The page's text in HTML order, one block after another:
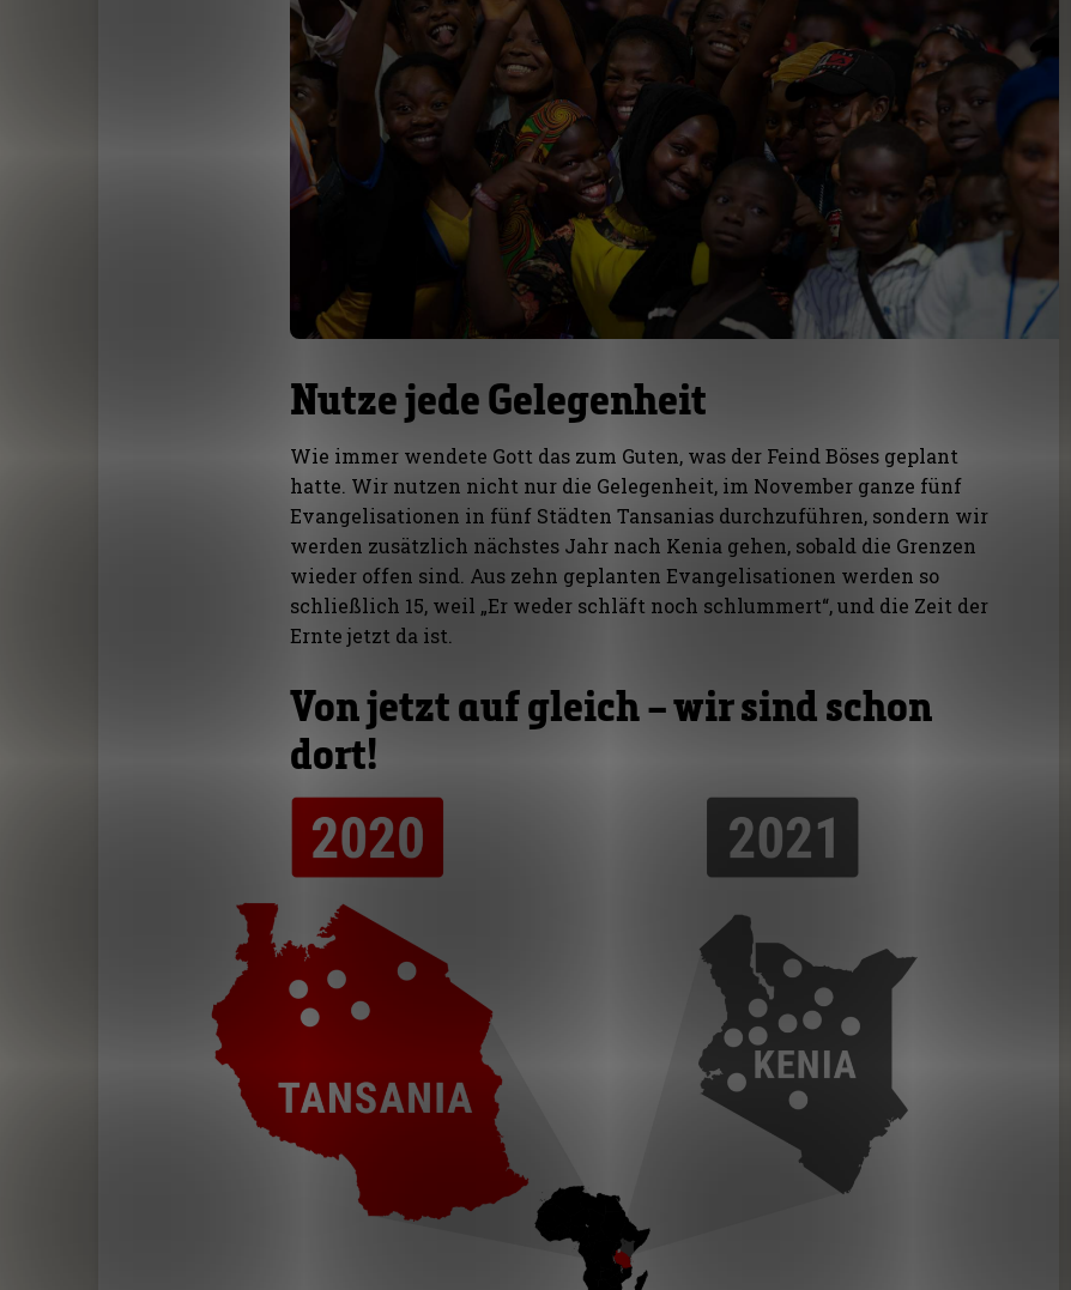
Nutze jede Gelegenheit
Wie immer wendete Gott das zum Guten, was der Feind Böses geplant
hatte. Wir nutzen nicht nur die Gelegenheit, im November ganze fünf
Evangelisationen in fünf Städten Tansanias durchzuführen, sondern wir
werden zusätzlich nächstes Jahr nach Kenia gehen, sobald die Grenzen
wieder offen sind. Aus zehn geplanten Evangelisationen werden so
schließlich 15, weil „Er weder schläft noch schlummert“, und die Zeit der
Ernte jetzt da ist.
Von jetzt auf gleich – wir sind schon
dort!